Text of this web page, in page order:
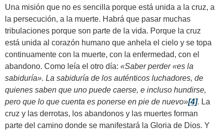
Una misión que no es sencilla porque está unida a la cruz, a
la persecución, a la muerte. Habrá que pasar muchas
tribulaciones porque son parte de la vida. Porque la cruz
está unida al corazón humano que anhela el cielo y se topa
continuamente con la muerte, con la enfermedad, con el
abandono. Como leía el otro día: «Saber perder «es la
sabiduría». La sabiduría de los auténticos luchadores, de
quienes saben que uno puede caerse, e incluso hundirse,
pero que lo que cuenta es ponerse en pie de nuevo»[4]. La
cruz y las derrotas, los abandonos y las muertes forman
parte del camino donde se manifestará la Gloria de Dios. Y